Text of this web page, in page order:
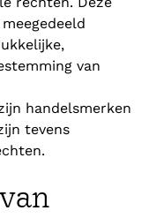
van
handelsmerken
tevens